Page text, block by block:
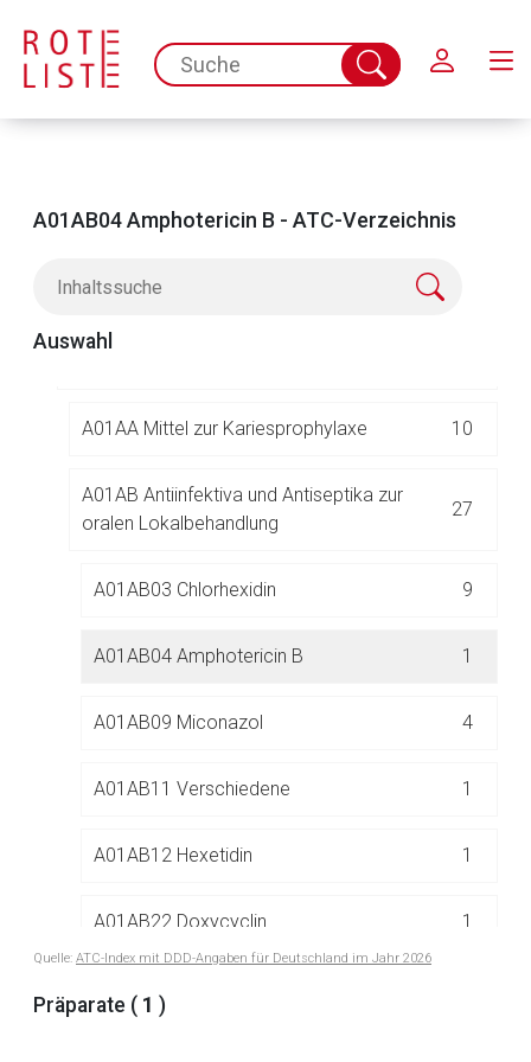
spc.search.input.placeholder
Suche
abschicken
A01AB04 Amphotericin B - ATC-Verzeichnis
Auswahl
L
583
A01 STOMATOLOGIKA
A01AA Mittel zur Kariesprophylaxe 10
A01AB Antiinfektiva und Antiseptika zur
oralen Lokalbehandlung
27
A01AB03 Chlorhexidin 9
A01AB04 Amphotericin B 1
A01AB09 Miconazol 4
A01AB11 Verschiedene 1
A01AB12 Hexetidin 1
A01AB22 Doxycyclin 1
Quelle: ATC-Index mit DDD-Angaben für Deutschland im Jahr 2026
Präparate ( 1 )
Der von Ihnen aufgerufene Link öffnet eine externe Web-
Betreiber verantwortlich. Ebenso gelten dort ggf. andere